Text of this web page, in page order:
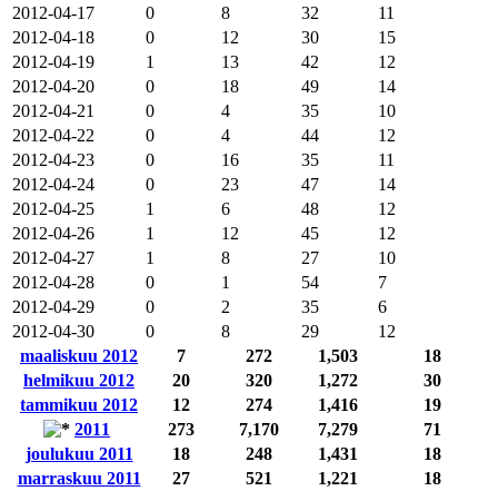
2012-04-17
0 8 32
11
2012-04-18
0 12 30
15
2012-04-19
1 13 42
12
2012-04-20
0 18 49
14
2012-04-21
0 4 35
10
2012-04-22
0 4 44
12
2012-04-23
0 16 35
11
2012-04-24
0 23 47
14
2012-04-25
1 6 48
12
2012-04-26
1 12 45
12
2012-04-27
1 8 27
10
2012-04-28
0 1 54
7
2012-04-29
0 2 35
6
2012-04-30
0 8 29
12
maaliskuu 2012
7 272 1,503
18
helmikuu 2012
20 320 1,272
30
tammikuu 2012
12 274 1,416
19
2011
273 7,170 7,279
71
joulukuu 2011
18 248 1,431
18
marraskuu 2011
27 521 1,221
18